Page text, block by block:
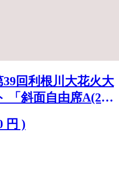
39回利根川大花火大
「斜面自由席A(2
円 )